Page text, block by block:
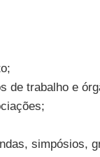
de trabalho e
simpósios,